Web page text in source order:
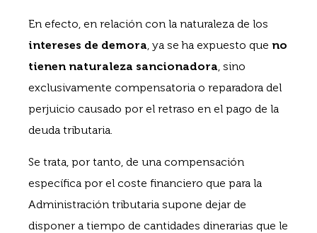
En efecto, en relación con la naturaleza de los
intereses de demora, ya se ha expuesto que no
tienen naturaleza sancionadora, sino
exclusivamente compensatoria o reparadora del
perjuicio causado por el retraso en el pago de la
deuda tributaria.
Se trata, por tanto, de una compensación
específica por el coste financiero que para la
Administración tributaria supone dejar de
disponer a tiempo de cantidades dinerarias que le